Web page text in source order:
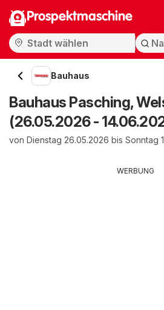
Prospektmaschine
Bauhaus
Bauhaus Pasching,
(26.05.2026 -
von Dienstag 26.05.2026 bis Sonntag
WERBUNG